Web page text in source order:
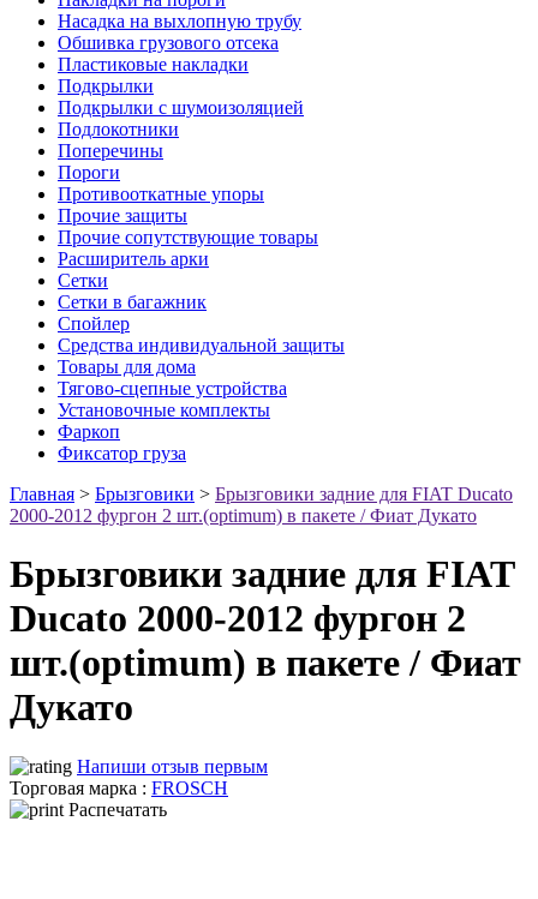
Насадка на выхлопную трубу
Обшивка грузового отсека
Пластиковые накладки
Подкрылки
Подкрылки с шумоизоляцией
Подлокотники
Поперечины
Пороги
Противооткатные упоры
Прочие защиты
Прочие сопутствующие товары
Расширитель арки
Сетки
Сетки в багажник
Спойлер
Средства индивидуальной защиты
Товары для дома
Тягово-сцепные устройства
Установочные комплекты
Фаркоп
Фиксатор груза
Главная > Брызговики > Брызговики задние для FIAT Ducato
2000-2012 фургон 2 шт.(optimum) в пакете / Фиат Дукато
Брызговики задние для FIAT
Ducato 2000-2012 фургон 2
шт.(optimum) в пакете / Фиат
Дукато
Напиши отзыв первым
Торговая марка : FROSCH
Распечатать